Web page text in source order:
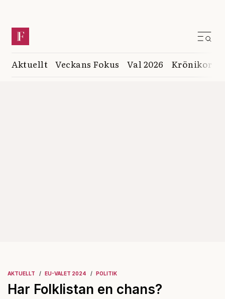
Aktuellt Veckans Fokus Val 2026 Krönikor
AKTUELLT EU-VALET 2024 POLITIK
Har Folklistan en chans?